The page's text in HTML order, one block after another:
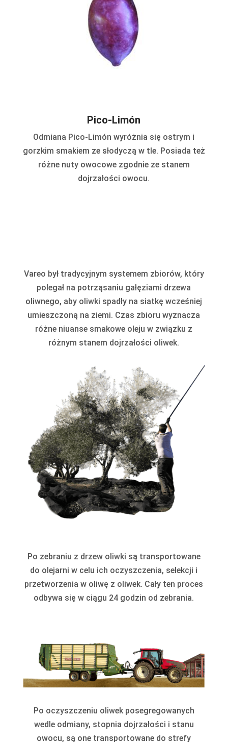
Pico-Limón
Odmiana Pico-Limón wyróżnia się ostrym i
gorzkim smakiem ze słodyczą w tle. Posiada też
różne nuty owocowe zgodnie ze stanem
dojrzałości owocu.
Vareo był tradycyjnym systemem zbiorów, który
polegał na potrząsaniu gałęziami drzewa
oliwnego, aby oliwki spadły na siatkę wcześniej
umieszczoną na ziemi. Czas zbioru wyznacza
różne niuanse smakowe oleju w związku z
różnym stanem dojrzałości oliwek.
Po zebraniu z drzew oliwki są transportowane
do olejarni w celu ich oczyszczenia, selekcji i
przetworzenia w oliwę z oliwek. Cały ten proces
odbywa się w ciągu 24 godzin od zebrania.
Po oczyszczeniu oliwek posegregowanych
wedle odmiany, stopnia dojrzałości i stanu
owocu, są one transportowane do strefy